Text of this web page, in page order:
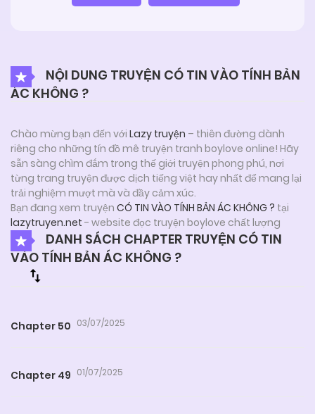
NỘI DUNG TRUYỆN CÓ TIN VÀO TÍNH BẢN
ÁC KHÔNG ?
Chào mừng bạn đến với Lazy truyện – thiên đường dành
riêng cho những tín đồ mê truyện tranh boylove online! Hãy
sẵn sàng chìm đắm trong thế giới truyện phong phú, nơi
từng trang truyện được dịch tiếng việt hay nhất để mang lại
trải nghiệm mượt mà và đầy cảm xúc.
Bạn đang xem truyện CÓ TIN VÀO TÍNH BẢN ÁC KHÔNG ? tại
lazytruyen.net - website đọc truyện boylove chất lượng
DANH SÁCH CHAPTER TRUYỆN CÓ TIN
VÀO TÍNH BẢN ÁC KHÔNG ?
Chapter 50 03/07/2025
Chapter 49 01/07/2025